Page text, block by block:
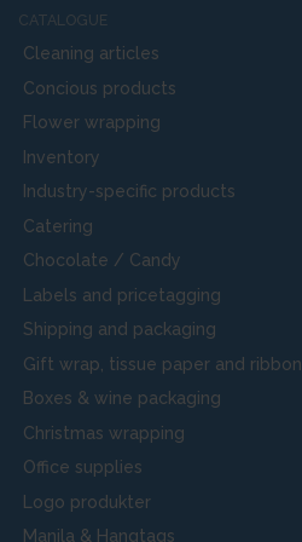
CATALOGUE
Cleaning articles
Concious products
Flower wrapping
Inventory
Industry-specific products
Catering
Chocolate / Candy
Labels and pricetagging
Shipping and packaging
Gift wrap, tissue paper and ribbon
Boxes & wine packaging
Christmas wrapping
Office supplies
Logo produkter
Manila & Hangtags